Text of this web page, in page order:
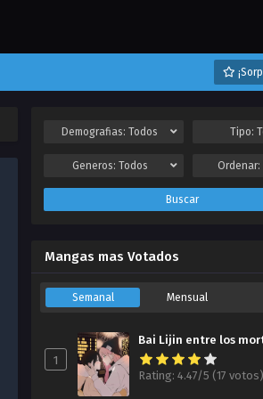
Demografias:Todos Tipo:
Generos: Todos Ordenar:
Buscar
Mangas mas Votados
Semanal Mensual
1
Bai Lijin entre los
Rating: 4.47/5 (17 votos)